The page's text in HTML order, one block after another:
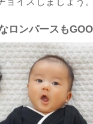
ロンパースも